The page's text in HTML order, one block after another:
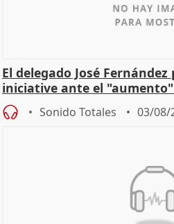
El delegado José
iniciative ante el
hogar en Madri
Sonido Totales 03/08/